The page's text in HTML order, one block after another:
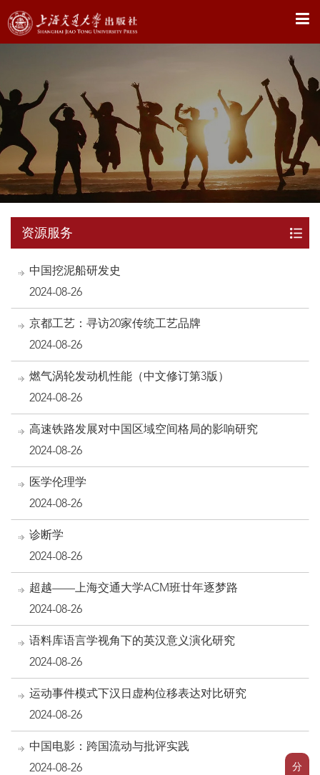
X
分
资源服务
中国挖泥船研发史
2024-08-26
京都工艺：寻访20家传统工艺品牌
2024-08-26
燃气涡轮发动机性能（中文修订第3版）
2024-08-26
高速铁路发展对中国区域空间格局的影响研究
2024-08-26
医学伦理学
2024-08-26
诊断学
2024-08-26
超越——上海交通大学ACM班廿年逐梦路
2024-08-26
语料库语言学视角下的英汉意义演化研究
2024-08-26
运动事件模式下汉日虚构位移表达对比研究
2024-08-26
中国电影：跨国流动与批评实践
2024-08-26